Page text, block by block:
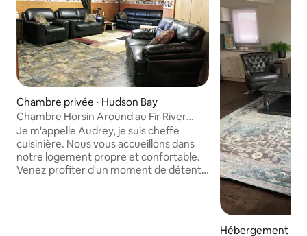
Chambre privée ⋅ Hudson Bay
Chambre Horsin Around au Fir River
Ranch B&B
Je m'appelle Audrey, je suis cheffe
cuisinière. Nous vous accueillons dans
notre logement propre et confortable.
Venez profiter d'un moment de détente
Hébergement ⋅